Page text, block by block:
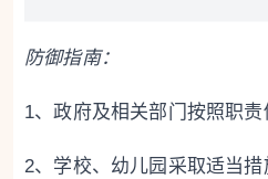
防御指南：
1、政府及相关部门按照职责
2、学校、幼儿园采取适当